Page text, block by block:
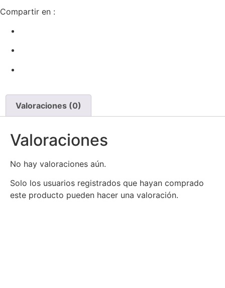
Compartir en :
Valoraciones (0)
Valoraciones
No hay valoraciones aún.
Solo los usuarios registrados que hayan comprado
este producto pueden hacer una valoración.